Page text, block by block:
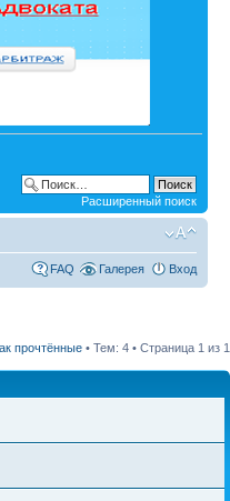
Расширенный поиск
FAQ Галерея Вход
прочтённые • Тем: 4 • Страница 1 из 1